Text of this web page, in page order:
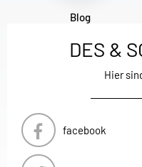
Blog
DES &
Hier
facebook